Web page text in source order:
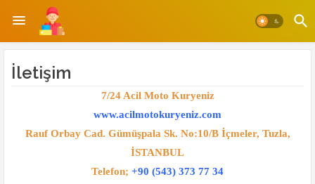
İletişim
7/24 Acil Moto Kuryeniz
www.acilmotokuryeniz.com
Rauf Orbay Cad. Gümüşpala Sk. No:10/B İçmeler, Tuzla,
İSTANBUL
Telefon; +90 (543) 373 77 34